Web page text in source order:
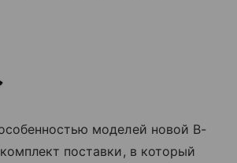
моделей новой B-
поставки, в который